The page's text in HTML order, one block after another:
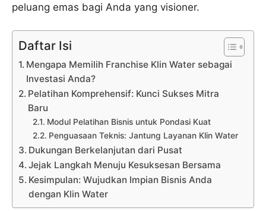
peluang emas bagi Anda yang visioner.
Daftar Isi
Mengapa Memilih Franchise Klin Water sebagai
Investasi Anda?
Pelatihan Komprehensif: Kunci Sukses Mitra
Baru
Modul Pelatihan Bisnis untuk Pondasi Kuat
Penguasaan Teknis: Jantung Layanan Klin Water
Dukungan Berkelanjutan dari Pusat
Jejak Langkah Menuju Kesuksesan Bersama
Kesimpulan: Wujudkan Impian Bisnis Anda
dengan Klin Water